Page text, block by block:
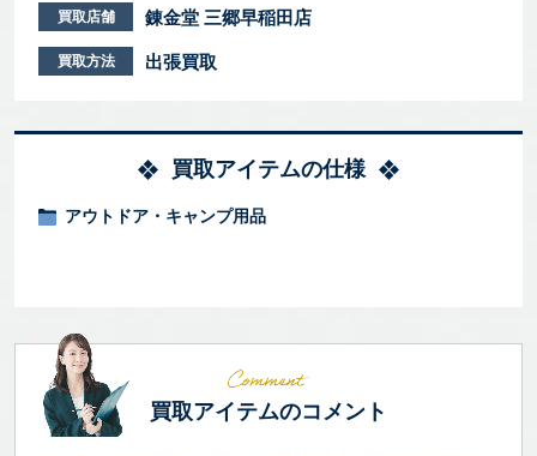
買取店舗 錬金堂 三郷早稲田店
買取方法 出張買取
買取アイテムの仕様
アウトドア・キャンプ用品
買取アイテムのコメント